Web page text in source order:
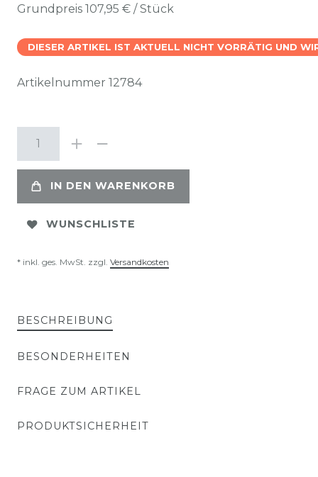
Grundpreis 107,95 € / Stück
DIESER ARTIKEL IST AKTUELL NICHT VORRÄTIG UND
Artikelnummer 12784
IN DEN WARENKORB
WUNSCHLISTE
* inkl. ges. MwSt. zzgl. Versandkosten
BESCHREIBUNG
BESONDERHEITEN
FRAGE ZUM ARTIKEL
PRODUKTSICHERHEIT